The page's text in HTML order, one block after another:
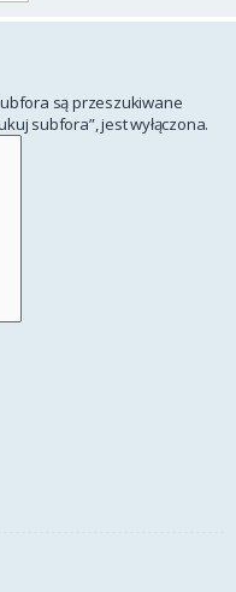
są przeszukiwane
subfora”, jest wyłączona.